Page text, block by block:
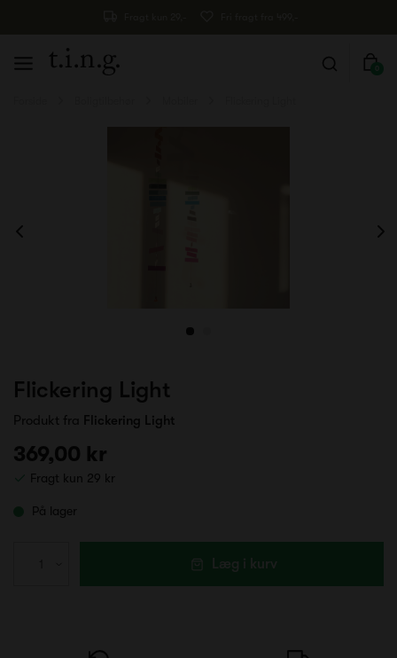
0
Flickering Light
Produkt fra Flickering Light
369,00 kr
Fragt kun 29 kr
På lager
Læg i kurv